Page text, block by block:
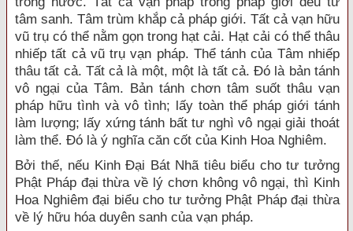
tâm sanh. Tâm trùm khắp cả pháp giới. Tất cả vạn hữu
vũ trụ có thể nằm gọn trong hạt cải. Hạt cải có thể thâu
nhiếp tất cả vũ trụ vạn pháp. Thể tánh của Tâm nhiếp
thâu tất cả. Tất cả là một, một là tất cả. Ðó là bản tánh
vô ngại của Tâm. Bản tánh chơn tâm suốt thâu vạn
pháp hữu tình và vô tình; lấy toàn thể pháp giới tánh
làm lượng; lấy xứng tánh bất tư nghì vô ngại giải thoát
làm thể. Ðó là ý nghĩa căn cốt của Kinh Hoa Nghiêm.
Bởi thế, nếu Kinh Ðại Bát Nhã tiêu biểu cho tư tưởng
Phật Pháp đại thừa về lý chơn không vô ngại, thì Kinh
Hoa Nghiêm đại biểu cho tư tưởng Phật Pháp đại thừa
về lý hữu hóa duyên sanh của vạn pháp.